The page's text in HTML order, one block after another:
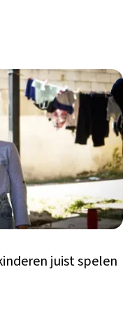
juist spelen